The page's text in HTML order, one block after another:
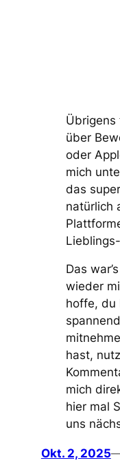
Übrigens
über
oder
mich
das
natürlich
Das
wieder
hoffe, du
hast,
mich
hier mal
uns
Okt. 2, 2025